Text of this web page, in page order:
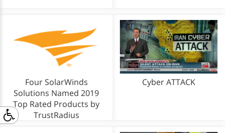
Cyber ATTACK
Four SolarWinds
Solutions Named 2019
Top Rated Products by
TrustRadius